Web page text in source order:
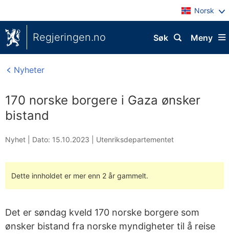
Norsk
Regjeringen.no Meny
Søk
Nyheter
170 norske borgere i Gaza ønsker
bistand
Nyhet | Dato: 15.10.2023 Utenriksdepartementet
Dette innholdet er mer enn 2 år gammelt.
Det er søndag kveld 170 norske borgere som
ønsker bistand fra norske myndigheter til å reise